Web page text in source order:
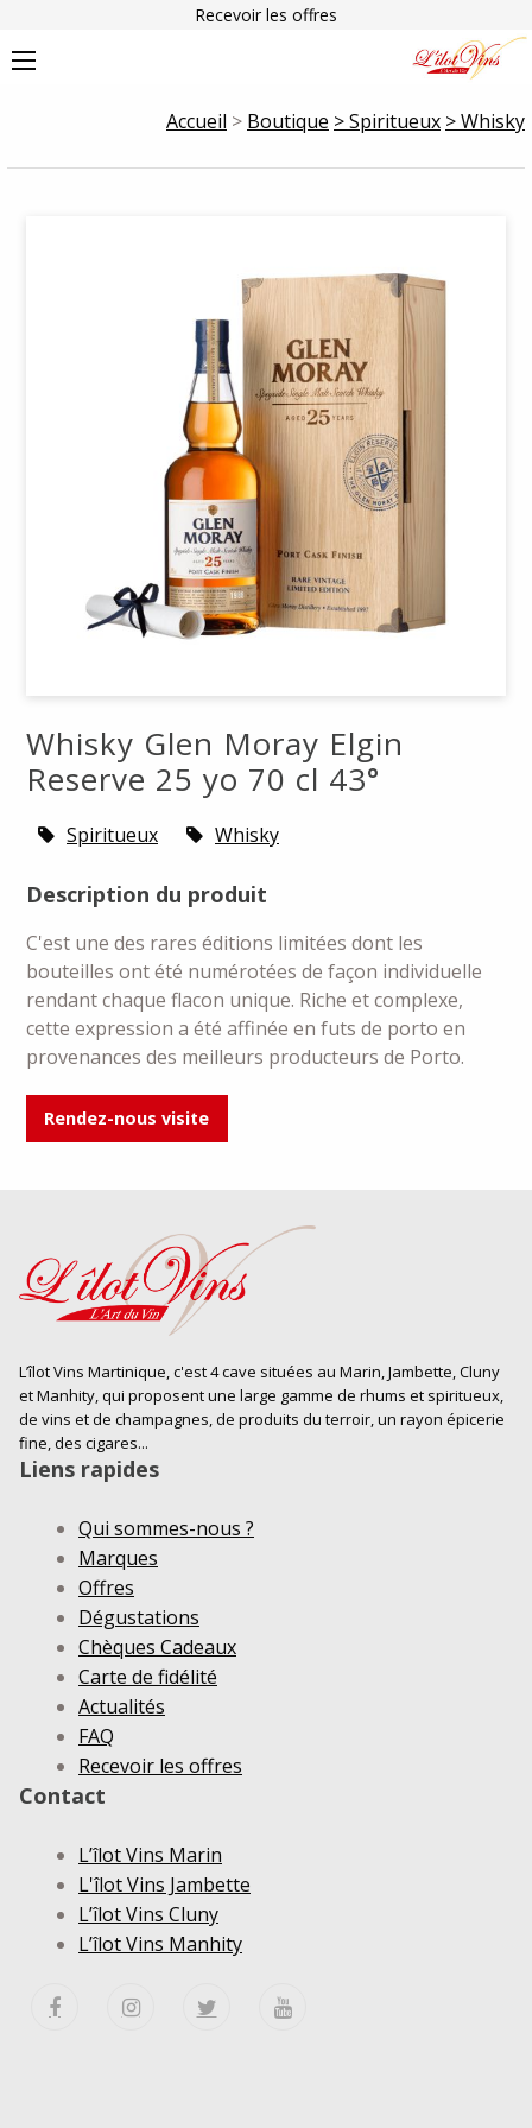
Recevoir les offres
Accueil > Boutique > Spiritueux > Whisky
Whisky Glen Moray Elgin
Reserve 25 yo 70 cl 43°
Spiritueux Whisky
Description du produit
C'est une des rares éditions limitées dont les
bouteilles ont été numérotées de façon individuelle
rendant chaque flacon unique. Riche et complexe,
cette expression a été affinée en futs de porto en
provenances des meilleurs producteurs de Porto.
Rendez-nous visite
L’îlot Vins Martinique, c'est 4 cave situées au Marin, Jambette, Cluny
et Manhity, qui proposent une large gamme de rhums et spiritueux,
de vins et de champagnes, de produits du terroir, un rayon épicerie
fine, des cigares...
Liens rapides
Qui sommes-nous ?
Marques
Offres
Dégustations
Chèques Cadeaux
Carte de fidélité
Actualités
FAQ
Recevoir les offres
Contact
L’îlot Vins Marin
L'îlot Vins Jambette
L’îlot Vins Cluny
L’îlot Vins Manhity